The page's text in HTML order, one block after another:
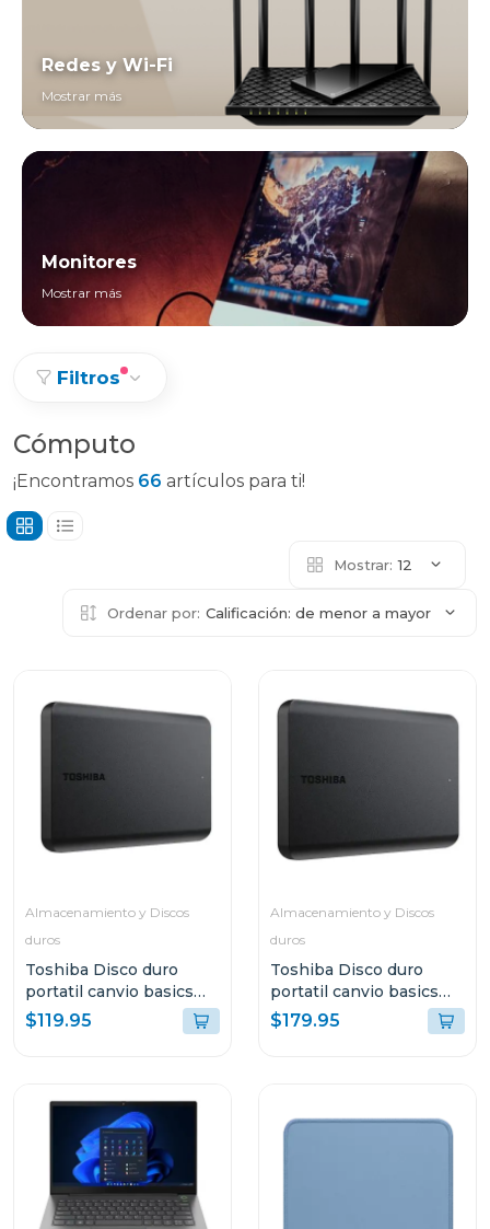
Redes y Wi-Fi
Mostrar más
Monitores
Mostrar más
Filtros
Cómputo
¡Encontramos 66 artículos para ti!
Mostrar: 12
Ordenar por: Calificación: de menor a mayor
Almacenamiento y Discos
duros
Toshiba Disco duro
portatil canvio basics
hdd de 2tb hdtb520xk
$119.95
Almacenamiento y Discos
duros
Toshiba Disco duro
portatil canvio basics
hdd de 4tb hdtb540xk
$179.95